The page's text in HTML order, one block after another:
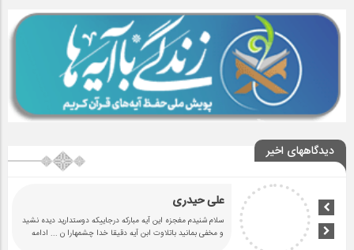
دیدگاههای اخیر
علی حیدری
سلام شنیدم مغجزه این آیه مبارکه درجاییکه دوستدارید دیده نشید
و مخفی بمانید باتلاوت ابن آیه دقیقا خدا چشمهارا ن ... ادامه